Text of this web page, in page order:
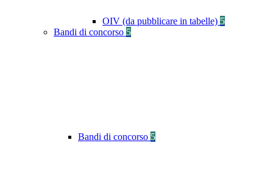
OIV (da pubblicare in tabelle) 5
Bandi di concorso 5
Bandi di concorso 5